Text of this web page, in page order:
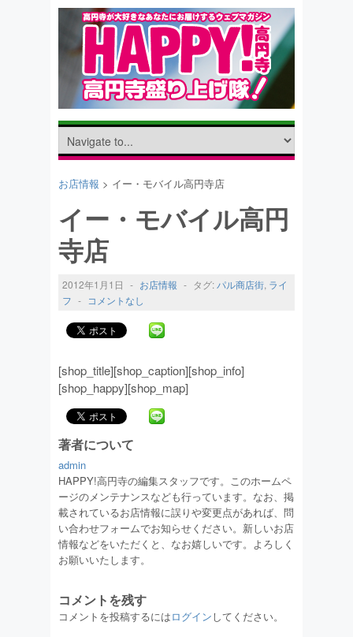
お店情報 > イー・モバイル高円寺店
イー・モバイル高円
寺店
2012年1月1日 - お店情報 - タグ: パル商店街, ライ
フ - コメントなし
[shop_title][shop_caption][shop_info]
[shop_happy][shop_map]
著者について
admin
HAPPY!高円寺の編集スタッフです。このホームペ
ージのメンテナンスなども行っています。なお、掲
載されているお店情報に誤りや変更点があれば、問
い合わせフォームでお知らせください。新しいお店
情報などをいただくと、なお嬉しいです。よろしく
お願いいたします。
コメントを残す
コメントを投稿するにはログインしてください。